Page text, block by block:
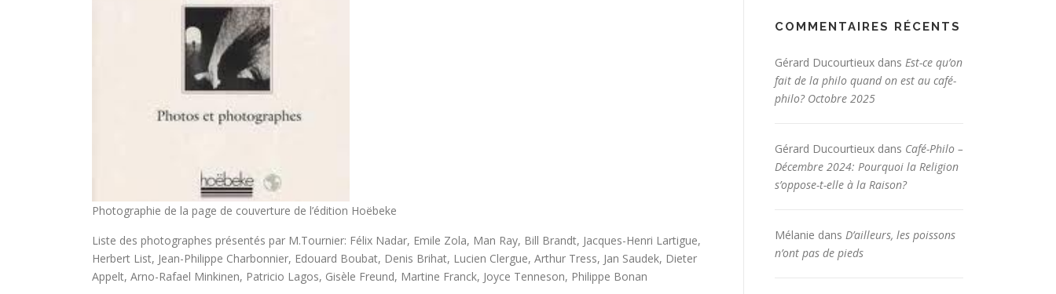
Photographie de la page de couverture de l’édition Hoëbeke
Liste des photographes présentés par M.Tournier: Félix Nadar, Emile Zola, Man Ray, Bill Brandt, Jacques-Henri Lartigue,
Herbert List, Jean-Philippe Charbonnier, Edouard Boubat, Denis Brihat, Lucien Clergue, Arthur Tress, Jan Saudek, Dieter
Appelt, Arno-Rafael Minkinen, Patricio Lagos, Gisèle Freund, Martine Franck, Joyce Tenneson, Philippe Bonan
COMMENTAIRES RÉCENTS
Gérard Ducourtieux dans Est-ce qu’on
fait de la philo quand on est au café-
philo? Octobre 2025
Gérard Ducourtieux dans Café-Philo –
Décembre 2024: Pourquoi la Religion
s’oppose-t-elle à la Raison?
Mélanie dans D’ailleurs, les poissons
n’ont pas de pieds